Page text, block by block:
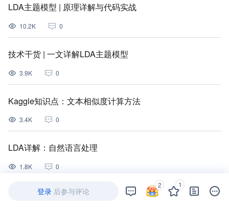
LDA主题模型 | 原理详解与代码实战
10.2K 0
技术干货 | 一文详解LDA主题模型
3.9K 0
Kaggle知识点：文本相似度计算方法
3.4K 0
LDA详解：自然语言处理
1.8K 0
【AI in 美团】深度学习在文本领域的应用
登录 后参与评论
2 1